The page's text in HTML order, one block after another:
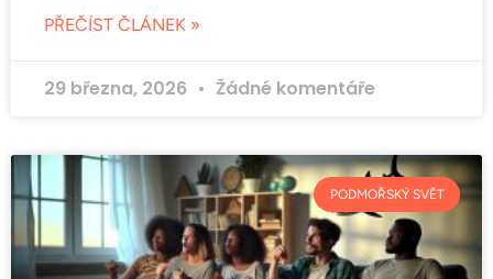
PŘEČÍST ČLÁNEK »
29 března, 2026 Žádné komentáře
PODMOŘSKÝ SVĚT